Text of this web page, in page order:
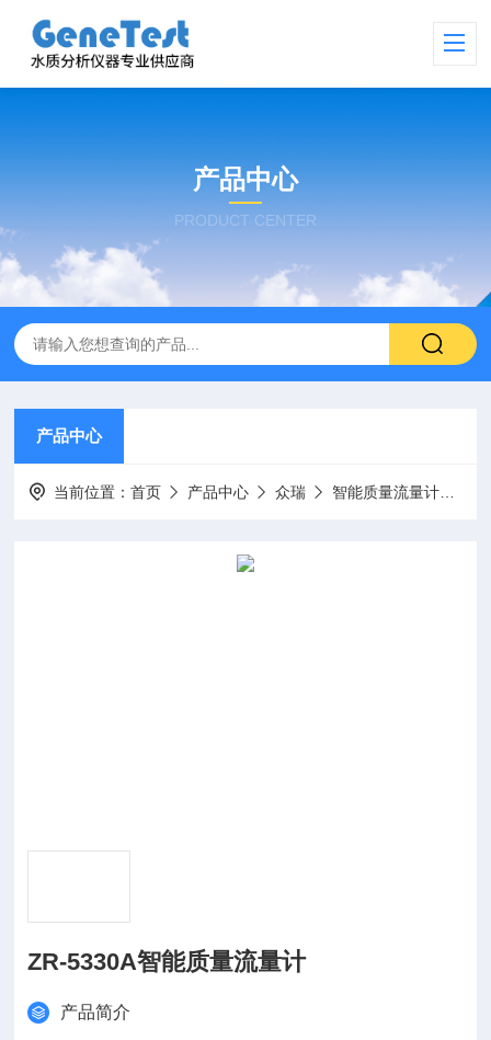
产品中心
PRODUCT CENTER
产品中心
当前位置：首页 产品中心 众瑞 智能质量流量计
ZR-5330A智能质量流量计
产品简介